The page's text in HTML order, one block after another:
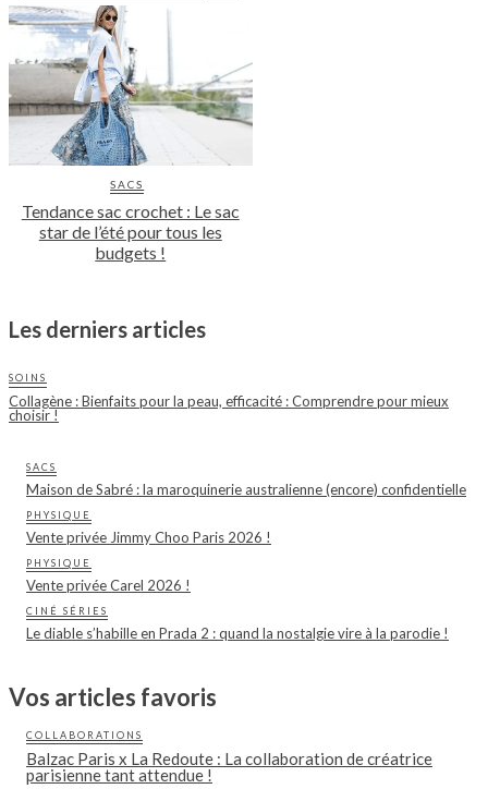
SACS
Tendance sac crochet : Le sac
star de l’été pour tous les
budgets !
Les derniers articles
SOINS
Collagène : Bienfaits pour la peau, efficacité : Comprendre pour mieux
choisir !
SACS
Maison de Sabré : la maroquinerie australienne (encore) confidentielle
PHYSIQUE
Vente privée Jimmy Choo Paris 2026 !
PHYSIQUE
Vente privée Carel 2026 !
CINÉ SÉRIES
Le diable s’habille en Prada 2 : quand la nostalgie vire à la parodie !
Vos articles favoris
COLLABORATIONS
Balzac Paris x La Redoute : La collaboration de créatrice
parisienne tant attendue !